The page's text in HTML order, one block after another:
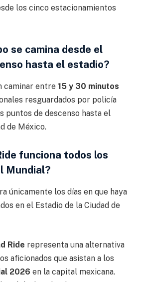
los cinco estacionamientos
se camina desde el
hasta el estadio?
caminar entre 15 y 30 minutos
resguardados por policía
puntos de descenso hasta el
de México.
funciona todos los
Mundial?
únicamente los días en que haya
en el Estadio de la Ciudad de
Ride representa una alternativa
aficionados que asistan a los
2026 en la capital mexicana.